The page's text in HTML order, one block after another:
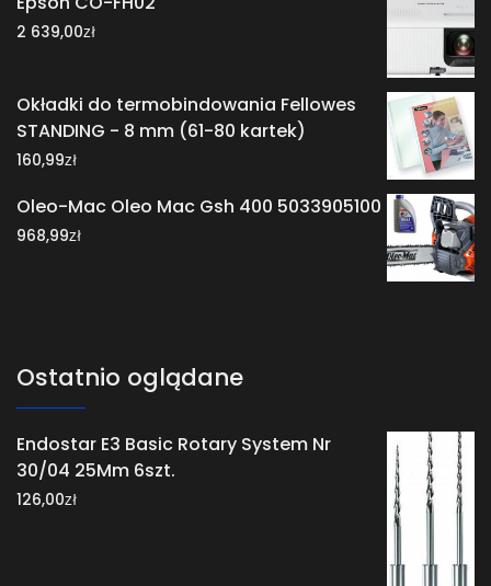
2 639,00zł
Okładki do termobindowania Fellowes
STANDING - 8 mm (61-80 kartek)
160,99zł
Oleo-Mac Oleo Mac Gsh 400 5033905100
968,99zł
Ostatnio oglądane
Endostar E3 Basic Rotary System Nr
30/04 25Mm 6szt.
126,00zł